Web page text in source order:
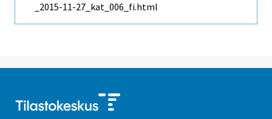
_2015-11-27_kat_006_fi.html